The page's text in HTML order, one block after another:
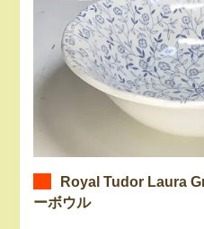
Royal Tudor Laura
ーボウル